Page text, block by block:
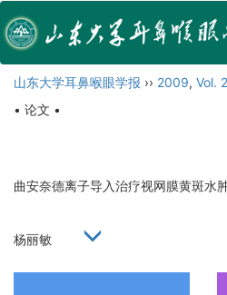
山东大学耳鼻喉眼学报 ›› 2009, Vol.
• 论文 •
曲安奈德离子导入治疗视网膜黄斑水
杨丽敏